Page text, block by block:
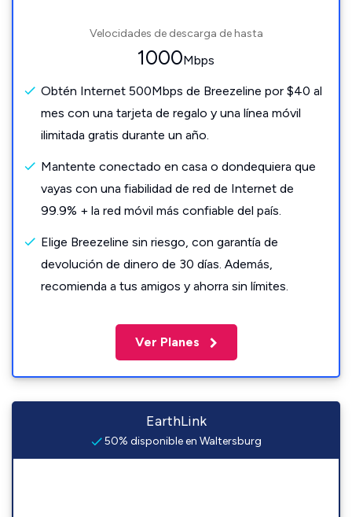
Velocidades de descarga de hasta
1000Mbps
Obtén Internet 500Mbps de Breezeline por $40 al
mes con una tarjeta de regalo y una línea móvil
ilimitada gratis durante un año.
Mantente conectado en casa o dondequiera que
vayas con una fiabilidad de red de Internet de
99.9% + la red móvil más confiable del país.
Elige Breezeline sin riesgo, con garantía de
devolución de dinero de 30 días. Además,
recomienda a tus amigos y ahorra sin límites.
Ver Planes
EarthLink
50% disponible en Waltersburg